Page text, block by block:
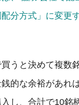
分方式」に変更
うと決めて複数
的な余裕があれ
し、合計で10銘